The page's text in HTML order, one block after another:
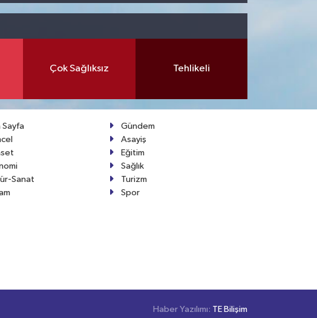
Çok Sağlıksız Tehlikeli
Sayfa
Gündem
Asayiş
Eğitim
Sağlık
Sanat
Turizm
Spor
Haber Yazılımı: TE Bilişim